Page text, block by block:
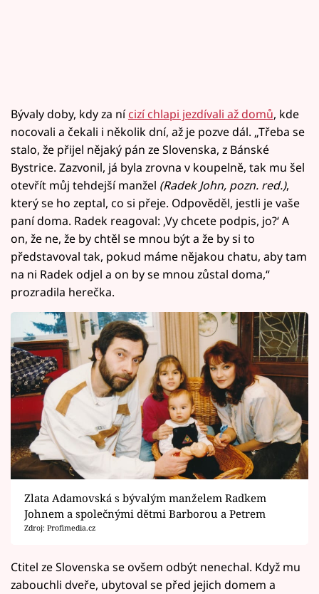
Bývaly doby, kdy za nícizí chlapi jezdívali až domů, kde
nocovali a čekali i několik dní, až je pozve dál. „Třeba se
stalo, že přijel nějaký pán ze Slovenska, z Bánské
Bystrice. Zazvonil, já byla zrovna v koupelně, tak mu šel
otevřít můj tehdejší manžel (Radek John, pozn. red.),
který se ho zeptal, co si přeje. Odpověděl, jestli je vaše
paní doma. Radek reagoval: ‚Vy chcete podpis, jo?‘ A
on, že ne, že by chtěl se mnou být a že by si to
představoval tak, pokud máme nějakou chatu, aby tam
na ni Radek odjel a on by se mnou zůstal doma,“
prozradila herečka.
Zlata Adamovská s bývalým manželem Radkem
Johnem a společnými dětmi Barborou a Petrem
Zdroj: Profimedia.cz
Ctitel ze Slovenska se ovšem odbýt nenechal. Když mu
zabouchli dveře, ubytoval se před jejich domem a